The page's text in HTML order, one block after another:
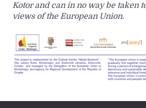
Kotor and can in no way be taken
views of the European Union.